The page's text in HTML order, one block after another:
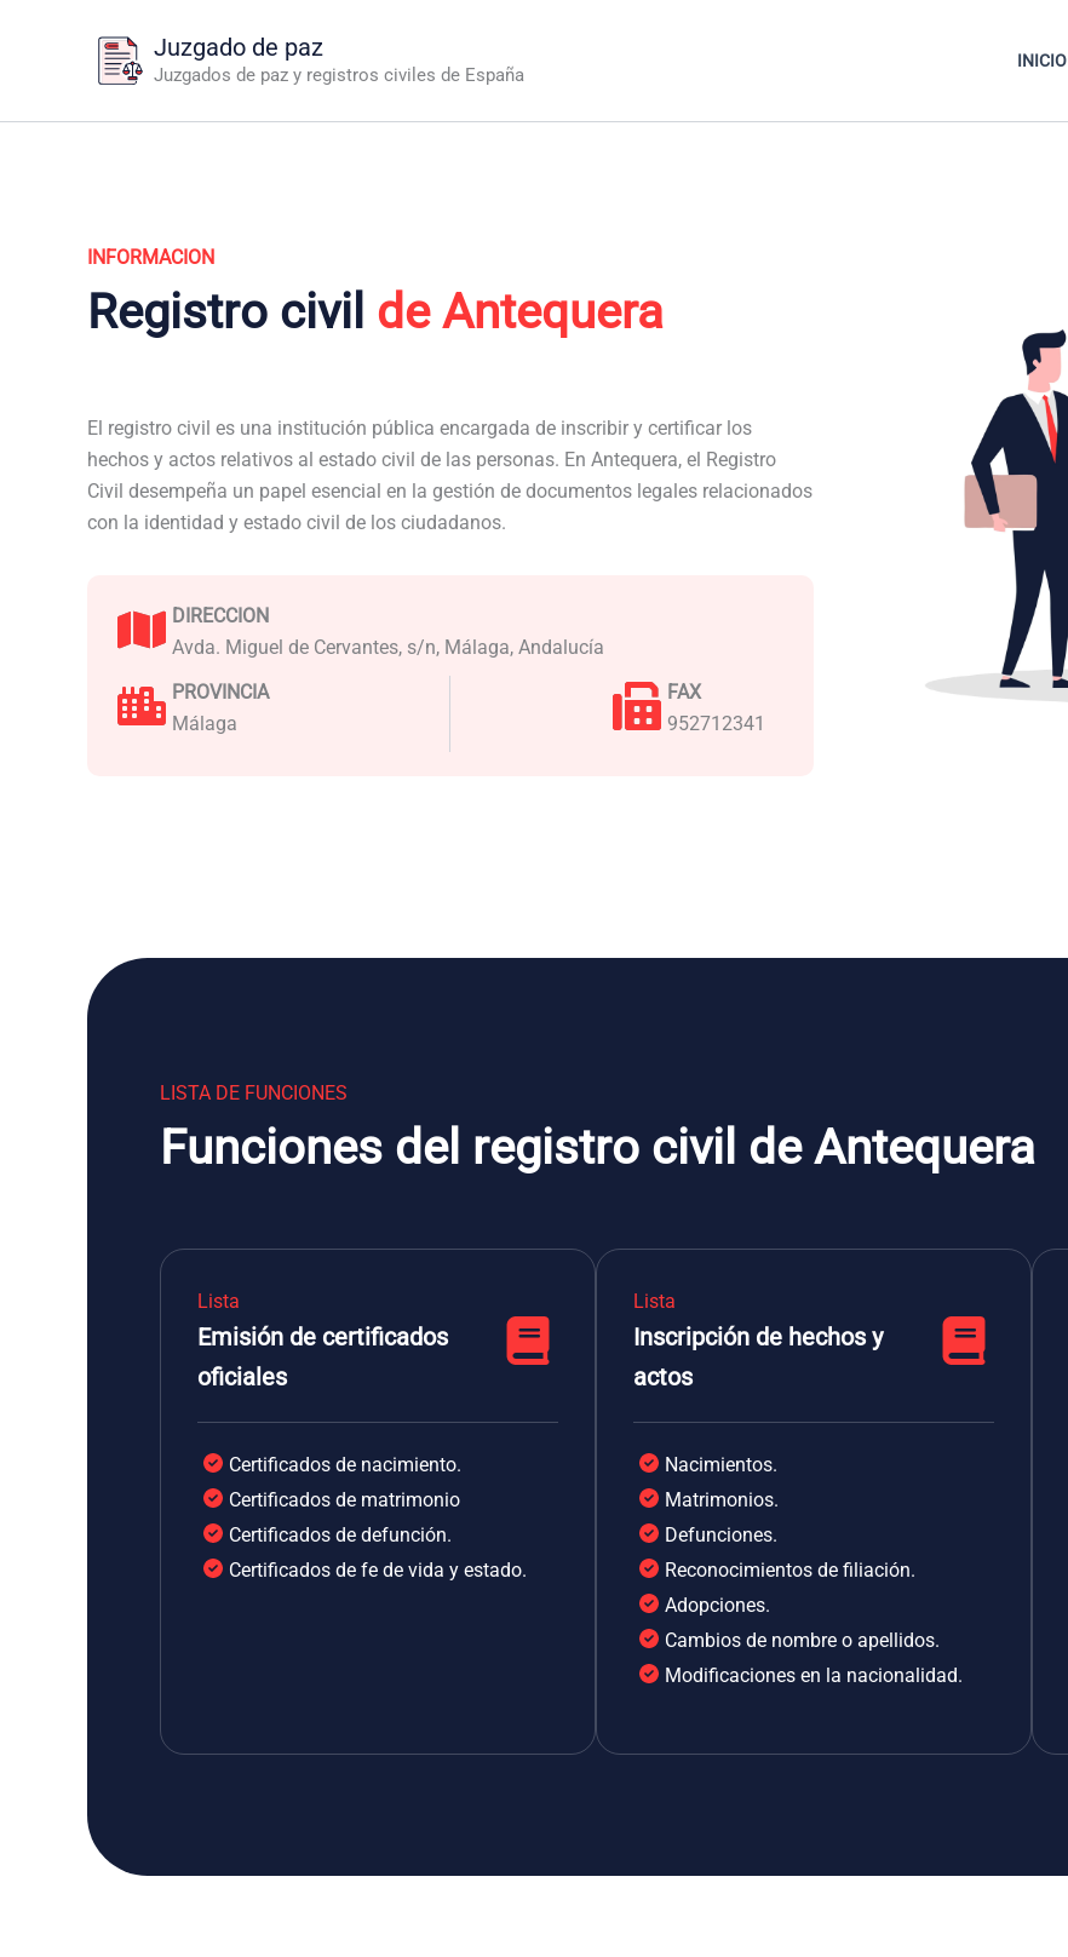
Juzgado de paz
Juzgados de paz y registros civiles de España
INICIO
INFORMACION
Registro civil de Antequera
El registro civil es una institución pública encargada de inscribir y certificar los
hechos y actos relativos al estado civil de las personas. En Antequera, el Registro
Civil desempeña un papel esencial en la gestión de documentos legales relacionados
con la identidad y estado civil de los ciudadanos.
DIRECCION
Avda. Miguel de Cervantes, s/n, Málaga, Andalucía
PROVINCIA
Málaga
FAX
952712341
LISTA DE FUNCIONES
Funciones del registro civil de Antequera
Lista
Emisión de certificados
oficiales
Certificados de nacimiento.
Certificados de matrimonio
Certificados de defunción.
Certificados de fe de vida y estado.
Lista
Inscripción de hechos y
actos
Nacimientos.
Matrimonios.
Defunciones.
Reconocimientos de filiación.
Adopciones.
Cambios de nombre o apellidos.
Modificaciones en la nacionalidad.